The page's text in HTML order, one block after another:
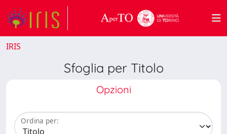
IRIS
Sfoglia per Titolo
Opzioni
Ordina per: